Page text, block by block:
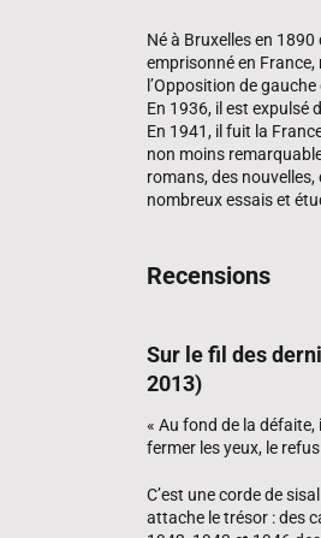
Né à Bruxelles en
emprisonné en France,
l’Opposition de
En 1936, il est expulsé
En 1941, il fuit la
non moins
romans, des nouvelles,
nombreux essais et
Recensions
Sur le fil des
2013)
« Au fond de la défaite,
fermer les yeux, le
C’est une corde de
attache le trésor : des